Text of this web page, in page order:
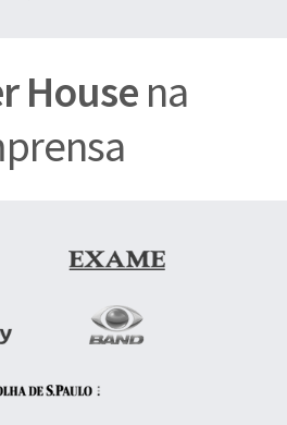
Housena